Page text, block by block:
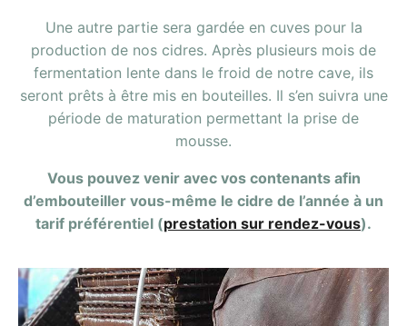
Une autre partie sera gardée en cuves pour la
production de nos cidres. Après plusieurs mois de
fermentation lente dans le froid de notre cave, ils
seront prêts à être mis en bouteilles. Il s’en suivra une
période de maturation permettant la prise de
mousse.
Vous pouvez venir avec vos contenants afin
d’embouteiller vous-même le cidre de l’année à un
tarif préférentiel (prestation sur rendez-vous).